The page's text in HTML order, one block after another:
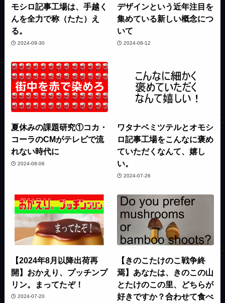
モシロ記事工場は、手越く
んを全力で称（たた）え
る。
2024-09-30
デザインという近年注目を
集めている新しい概念につ
いて
2024-08-12
夏休みの課題研究①コカ・
コーラのCMがテレビで流
れない時代に
2024-08-06
ワタナベミツテルとオモシ
ロ記事工場をこんなに褒め
ていただくなんて、嬉し
い。
2024-07-26
【2024年8月以降出荷再
開】おかえり、プッチンプ
リン。まってたぞ！
2024-07-20
【きのこたけのこ戦争終
焉】あなたは、きのこの山
とたけのこの里、どちらが
好きですか？合わせて食べ